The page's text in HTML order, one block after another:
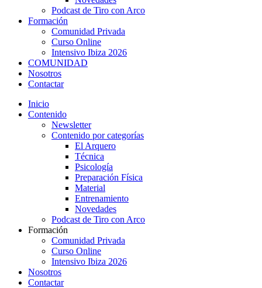
Podcast de Tiro con Arco
Formación
Comunidad Privada
Curso Online
Intensivo Ibiza 2026
COMUNIDAD
Nosotros
Contactar
Inicio
Contenido
Newsletter
Contenido por categorías
El Arquero
Técnica
Psicología
Preparación Física
Material
Entrenamiento
Novedades
Podcast de Tiro con Arco
Formación
Comunidad Privada
Curso Online
Intensivo Ibiza 2026
Nosotros
Contactar